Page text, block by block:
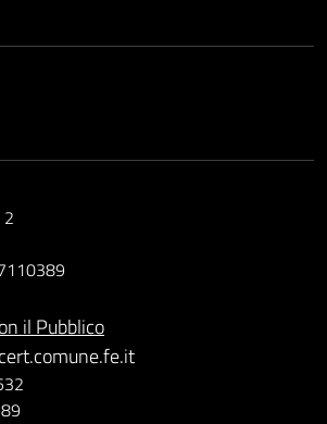
2
il Pubblico